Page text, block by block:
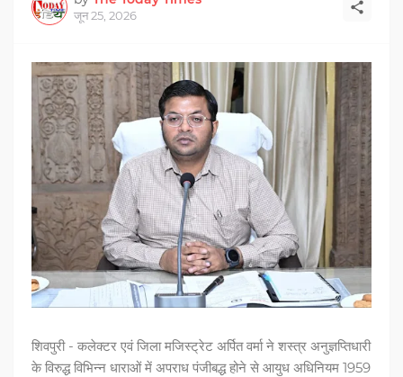
जून 25, 2026
शिवपुरी - कलेक्टर एवं जिला मजिस्ट्रेट अर्पित वर्मा ने शस्त्र अनुज्ञप्तिधारी
के विरुद्ध विभिन्न धाराओं में अपराध पंजीबद्ध होने से आयुध अधिनियम 1959